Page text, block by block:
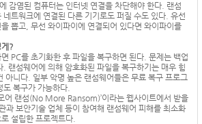
감염된 컴퓨터는 인터넷 연결을 차단해야 한다. 랜섬
트워크에 연결된 다른 기기로도 퍼질 수도 있다. 유선
뽑고, 무선 와이파이에 연결되어 있다면 와이파이를
?
PC를 초기화한 후 파일을 복구하면 된다. 문제는 백업
랜섬웨어에 의해 암호화된 파일을 복구하기는 매우 힘
아니다. 일부 악명 높은 랜섬웨어들은 무료 복구 프로그
복구가 가능하다.
어 랜섬(No More Ransom)’이라는 웹사이트에서 받을
과 보안기술 업체 등이 참여해 랜섬웨어 피해를 최소화
설립한 프로젝트다.